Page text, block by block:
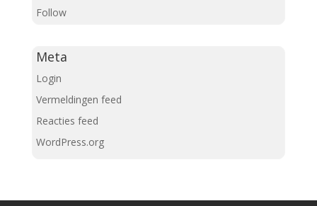
Follow
Meta
Login
Vermeldingen feed
Reacties feed
WordPress.org